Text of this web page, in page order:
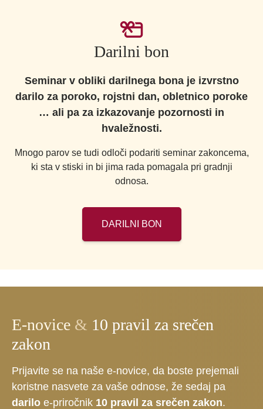
Darilni bon
Seminar v obliki darilnega bona je izvrstno
darilo za poroko, rojstni dan, obletnico poroke
… ali pa za izkazovanje pozornosti in
hvaležnosti.
Mnogo parov se tudi odloči podariti seminar zakoncema,
ki sta v stiski in bi jima rada pomagala pri gradnji
odnosa.
DARILNI BON
E-novice & 10 pravil za srečen
zakon
Prijavite se na naše e-novice, da boste prejemali
koristne nasvete za vaše odnose, že sedaj pa
darilo e-priročnik 10 pravil za srečen zakon.